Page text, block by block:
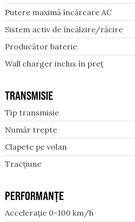
Putere maximă încărcare AC
Sistem activ de încălzire/răcire
Producător baterie
Wall charger inclus în preț
TRANSMISIE
Tip transmisie
Număr trepte
Clapete pe volan
Tracțiune
PERFORMANȚE
Accelerație 0-100 km/h